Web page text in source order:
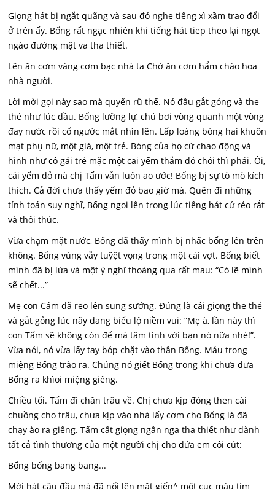
Giọng hát bị ngắt quãng và sau đó nghe tiếng xì xầm trao đổi
ở trên ấy. Bống rất ngạc nhiên khi tiếng hát tiep theo lại ngọt
ngào đường mật va tha thiết.
Lên ăn cơm vàng cơm bạc nhà ta Chớ ăn cơm hẩm cháo hoa
nhà người.
Lời mời gọi này sao mà quyến rũ thế. Nó đâu gắt gỏng và the
thé như lúc đầu. Bống lưỡng lự, chú bơi vòng quanh một vòng
đay nước rồi cố ngước mắt nhìn lên. Lấp loáng bóng hai khuôn
mạt phụ nữ, một già, một trẻ. Bóng của họ cứ chao động và
hình như cô gái trẻ mặc một cai yếm thắm đỏ chói thì phải. Ôi,
cái yếm đỏ mà chị Tấm vẫn luôn ao ước! Bống bị sự tò mò kích
thích. Cả đời chưa thấy yếm đỏ bao giờ mà. Quên đi những
tính toán suy nghĩ, Bống ngoi lên trong lúc tiếng hát cứ réo rắt
và thôi thúc.
Vừa chạm mặt nước, Bống đã thấy mình bị nhấc bổng lên trên
không. Bống vùng vẫy tuỹệt vọng trong một cái vợt. Bống biết
mình đã bị lừa và một ý nghĩ thoáng qua rất mau: “Có lẽ mình
sẽ chết...”
Mẹ con Cám đã reo lên sung sướng. Đúng là cái giọng the thé
và gắt gỏng lúc nãy đang biểu lộ niềm vui: “Mẹ à, lần này thì
con Tấm sẽ không còn để mà tâm tình với bạn nó nữa nhé!”.
Vừa nói, nó vừa lấy tay bóp chặt vào thân Bống. Máu trong
miệng Bống trào ra. Chúng nó giết Bống trong khi chưa đưa
Bống ra khìoi miệng giêng.
Chiều tối. Tấm đi chăn trâu về. Chị chưa kịp đóng then cài
chuồng cho trâu, chưa kịp vào nhà lấy cơm cho Bống là đã
chạy ào ra giếng. Tấm cất giọng ngân nga tha thiết như dành
tất cả tình thương của một người chị cho đứa em côi cút:
Bống bống bang bang...
Mới hát câu đầu mà đã nổi lên mặt giến^ một cục máu tím